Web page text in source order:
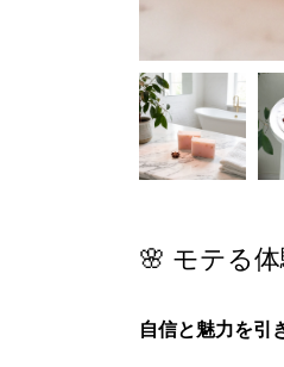
🌸 モテる
自信と魅力を引